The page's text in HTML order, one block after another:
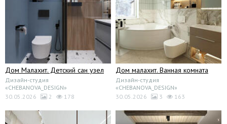
Дом Малахит. Детский сан узел
Дизайн-студия
«CHEBANOVA_DESIGN»
30.05.2026
2 178
Дом малахит. Ванная комната
Дизайн-студия
«CHEBANOVA_DESIGN»
30.05.2026
3 163